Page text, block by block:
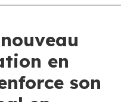
en
son